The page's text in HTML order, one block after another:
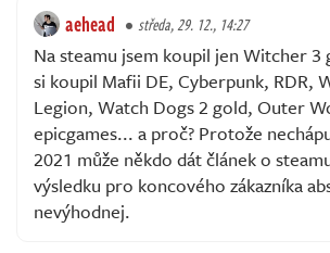
aehead středa, 29. 12., 14:27
Na steamu jsem koupil jen Witcher 3
si koupil Mafii DE, Cyberpunk, RDR,
Legion, Watch Dogs 2 gold, Outer
epicgames... a proč? Protože
2021 může někdo dát článek o
výsledku pro koncového zákazníka
nevýhodnej.